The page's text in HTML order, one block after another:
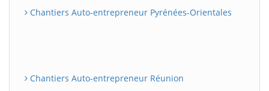
Chantiers Auto-entrepreneur Pyrénées-Orientales
Chantiers Auto-entrepreneur Réunion